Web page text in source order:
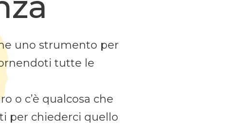
uno strumento per
tutte le
o c’è qualcosa che
per chiederci quello